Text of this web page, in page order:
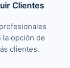
Clientes
la opción de
clientes.